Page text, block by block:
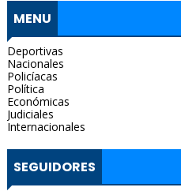
MENU
Deportivas
Nacionales
Policíacas
Política
Económicas
Judiciales
Internacionales
SEGUIDORES